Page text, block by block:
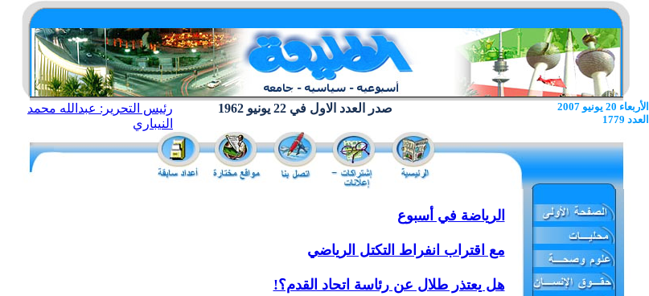
رئيس التحرير: عبدالله محمد
النيباري
صدر العدد الاول في 22 يونيو 1962
الأربعاء 20 يونيو 2007
العدد 1779
الرياضة في أسبوع
مع اقتراب انفراط التكتل الرياضي
هل يعتذر طلال عن رئاسة اتحاد القدم؟!